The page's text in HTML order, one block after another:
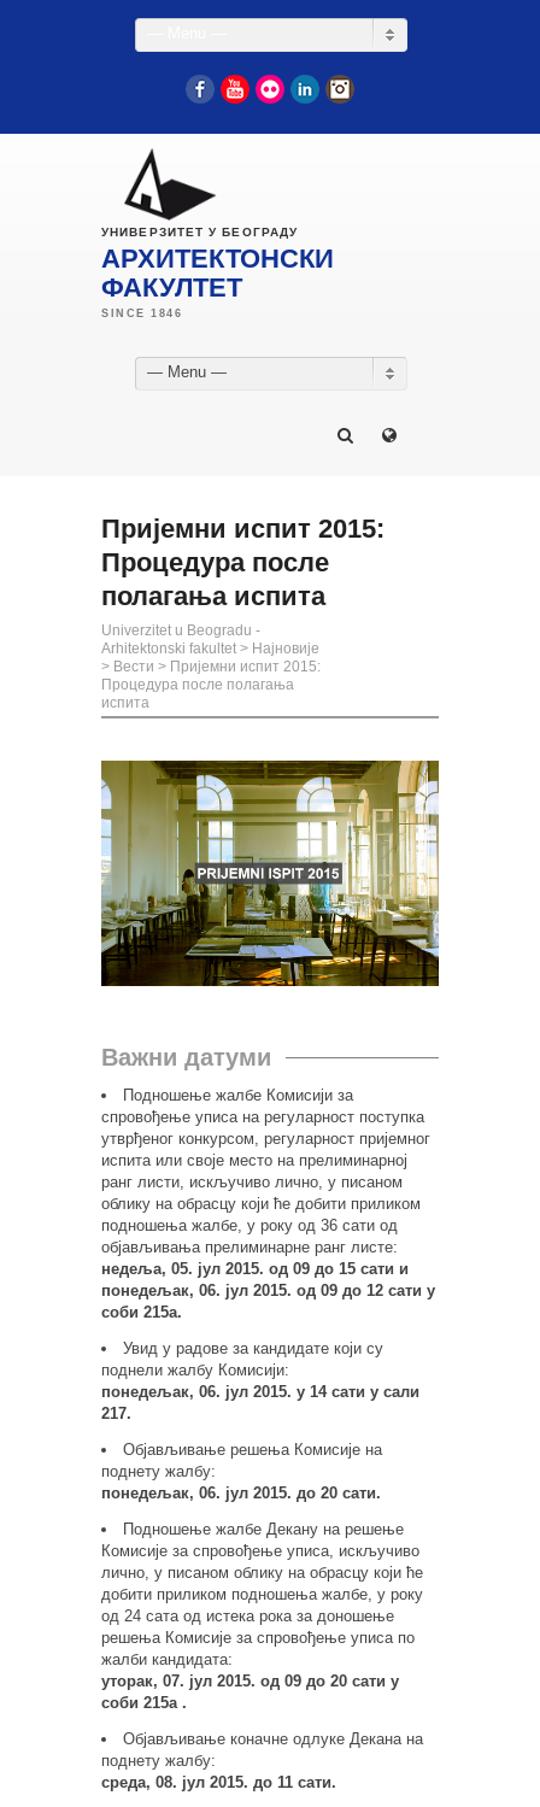
FacebookYouTube
Flickr LinkedIn
УНИВЕРЗИТЕТ У БЕОГРАДУ
АРХИТЕКТОНСКИ
ФАКУЛТЕТ
— Menu —
Пријемни испит 2015:
Процедура после
полагања испита
Univerzitet u Beogradu -
Arhitektonski fakultet > Најновије
> Вести > Пријемни испит 2015:
Процедура после полагања
испита
Важни датуми
Подношење жалбе Комисији за
спровођење уписа на регуларност поступка
утврђеног конкурсом, регуларност пријемног
испита или своје место на прелиминарној
ранг листи, искључиво лично, у писаном
облику на обрасцу који ће добити приликом
подношења жалбе, у року од 36 сати од
објављивања прелиминарне ранг листе:
недеља, 05. јул 2015. од 09 до 15 сати и
понедељак, 06. јул 2015. од 09 до 12 сати у
соби 215а.
Увид у радове за кандидате који су
поднели жалбу Комисији:
понедељак, 06. јул 2015. у 14 сати у сали
217.
Објављивање решења Комисије на
поднету жалбу:
понедељак, 06. јул 2015. до 20 сати.
Подношење жалбе Декану на решење
Комисије за спровођење уписа, искључиво
лично, у писаном облику на обрасцу који ће
добити приликом подношења жалбе, у року
од 24 сата од истека рока за доношење
решења Комисије за спровођење уписа по
жалби кандидата:
уторак, 07. јул 2015. од 09 до 20 сати у
соби 215а .
Објављивање коначне одлуке Декана на
поднету жалбу:
среда, 08. јул 2015. до 11 сати.